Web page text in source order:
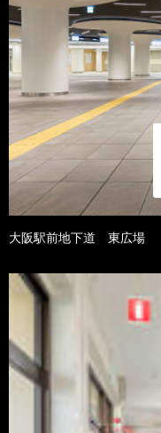
大阪駅前地下道 東広場